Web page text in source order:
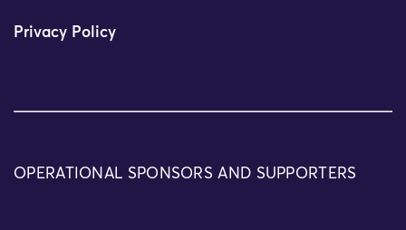
Privacy Policy
OPERATIONAL SPONSORS AND SUPPORTERS